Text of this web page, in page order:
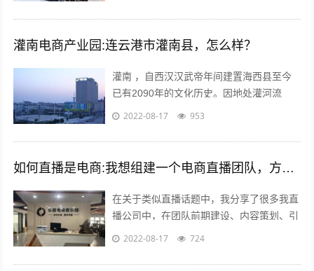
灌南电商产业园:连云港市灌南县，怎么样？
灌南 ，自西汉汉武帝年间建置海西县至今
已有2090年的文化历史。因地处灌河流
域，又因位于灌河之南而得名灌南 ,下辖11
2022-08-17 953
如何直播是电商:我想组建一个电商直播团队，方向是卖女装，请问需要怎么组建？
在关于类似直播话题中，我分享了很多我直
播公司中，在团队前期建设、内容策划、引
流推广及执行过程等干货；本不想多参合这
2022-08-17 724